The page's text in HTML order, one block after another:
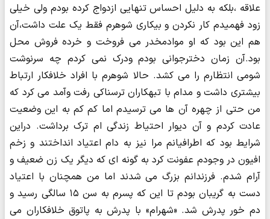
علاقه ،بلکه به دلیل احساس تنهایی ازدواج کرده بودم ولی خیلی
زود فهمیدم کار نکردن و بیکاری شوهرم فقط یک علت داشت،آن
هم این بود که او موادمخدر می فروخت و خرده فروش محل
بود.آن زمان دخترجوانی بودم ودرک نمی کردم چه سرنوشت
شومی انتظارم را می کشد. حالا شوهرم با افراد خلافکار ارتباط
بیشتری داشت و مدام با تبهکاران ترسناکی رفت وآمد می کرد که
من حتی از چهره آن ها می ترسیدم اما کم کم به این وضعیت
عادت کردم و آن دیوار احتیاط زندگی ام ترک برداشت. دراین
شرایط بود که اطرافیانم مرا نیز به دام اعتیاد انداختند و زخم
افیون در وجودم عفونت کرد به گونه ای که دیگر یک زن ضعیف و
آرام شدم. فرزندانم بزرگ می شدند اما من همچنان با اعتیاد
دست به گریبان بودم تا این که پسرم به سن ۱۵ سالگی رسید و
دم خور پدرش شد. «شهرام» با پدرش به پاتوق خلافکاران می